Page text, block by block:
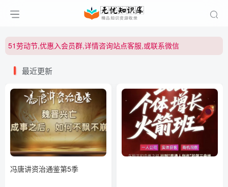
51劳动节,优惠入会员群,详情咨询站点客服,或联系微信
51劳动节,优惠入会员群,详情咨询站点客服,或联系微信
最近更新
冯唐讲资治通鉴第5季